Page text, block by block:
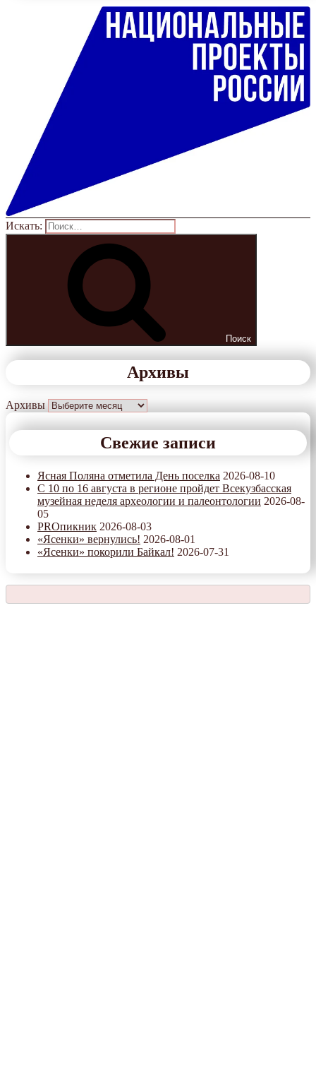
Искать:
Поиск
Архивы
Архивы
Свежие записи
Ясная Поляна отметила День поселка 2026-08-10
С 10 по 16 августа в регионе пройдет Всекузбасская
музейная неделя археологии и палеонтологии 2026-08-
05
PROпикник 2026-08-03
«Ясенки» вернулись! 2026-08-01
«Ясенки» покорили Байкал! 2026-07-31